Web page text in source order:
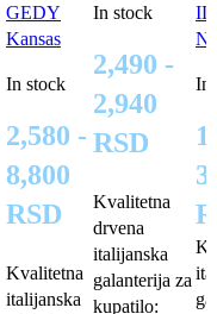
GEDY
Kansas
In stock
2,580 -
8,800
RSD
Kvalitetna
italijanska
In stock
2,490 -
2,940
RSD
Kvalitetna
drvena
italijanska
galanterija za
kupatilo:
In